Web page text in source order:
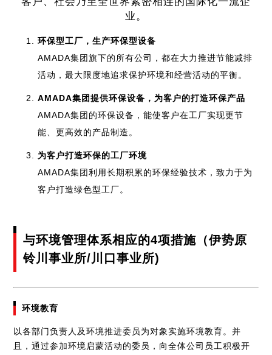
业。
环保型工厂，生产环保型设备
AMADA集团旗下的所有公司，都在大力推进节能减排
活动，最大限度地追求保护环境和经营活动的平衡。
AMADA集团提供环保设备，为客户的打造环保产品
AMADA集团的环保设备，能使客户在工厂实现更节
能、更高效的产品制造。
为客户打造环保的工厂环境
AMADA集团利用长期积累的环保经验技术，致力于为
客户打造绿色型工厂。
与环境管理体系相应的4项措施（伊势原
铃川事业所/川口事业所)
环境教育
以各部门负责人及环境推进委员为对象实施环境教育。并
且，通过参加环境启蒙活动的委员，向全体公司员工积极开